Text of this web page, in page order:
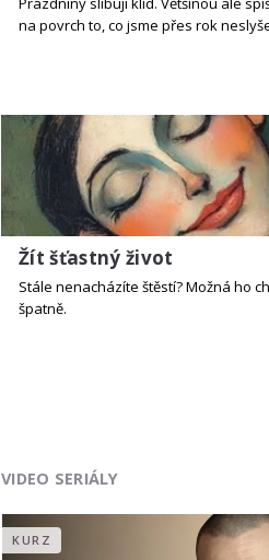
na povrch to, co jsme přes rok
Žít šťastný život
Stále nenacházíte štěstí? Možná ho
špatně.
VIDEO SERIÁLY
KURZ